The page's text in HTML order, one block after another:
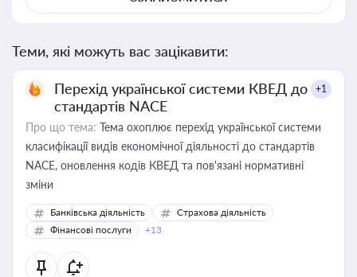
Теми, які можуть вас зацікавити:
Перехід української системи КВЕД до
стандартів NACE
+1
Про що тема: Тема охоплює перехід української системи
класифікації видів економічної діяльності до стандартів
NACE, оновлення кодів КВЕД та пов'язані нормативні
зміни
Банківська діяльність
Страхова діяльність
Фінансові послуги
+13